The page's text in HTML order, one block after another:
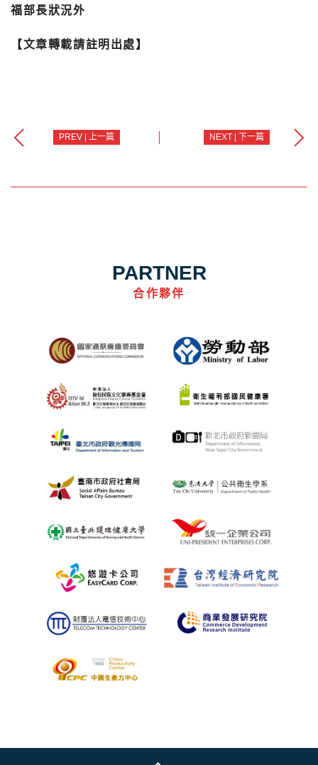
福部長狀況外
【文章轉載請註明出處】
PREV | 上一篇 NEXT | 下一篇
PARTNER
合作夥伴